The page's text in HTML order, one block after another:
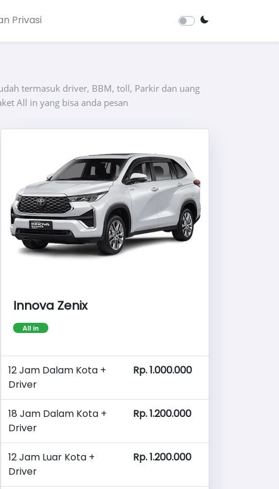
Privasi
termasuk driver, BBM, toll, Parkir dan uang
All in yang bisa anda pesan
Innova Zenix
All in
12 Jam Dalam Kota +
Driver
Rp. 1.000.000
18 Jam Dalam Kota +
Driver
Rp. 1.200.000
12 Jam Luar Kota +
Driver
Rp. 1.200.000